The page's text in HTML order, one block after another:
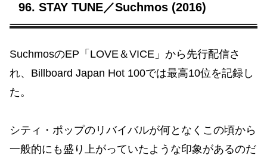
96. STAY TUNE／Suchmos (2016)
SuchmosのEP「LOVE＆VICE」から先行配信さ
れ、Billboard Japan Hot 100では最高10位を記録し
た。
シティ・ポップのリバイバルが何となくこの頃から
一般的にも盛り上がっていたような印象があるのだ